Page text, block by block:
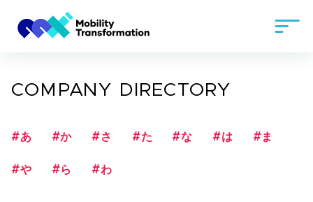
COMPANY DIRECTORY
#あ #か #さ #た #な #は #ま
#や #ら #わ